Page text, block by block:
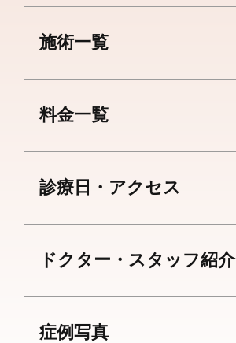
施術一覧
料金一覧
診療日・アクセス
ドクター・スタッフ紹介
症例写真